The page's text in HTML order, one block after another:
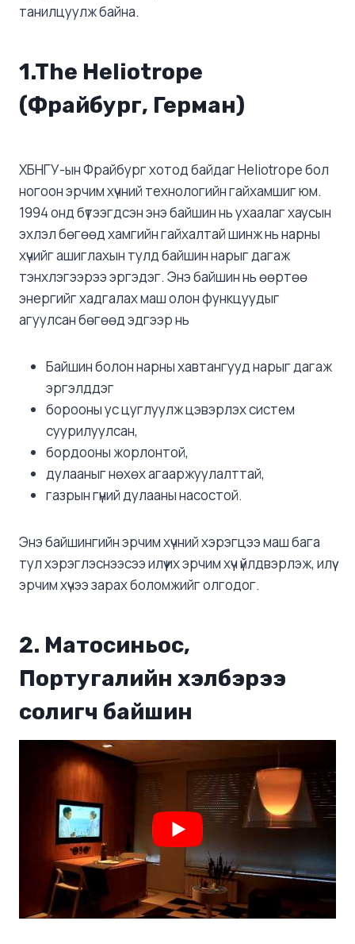
танилцуулж байна.
1.The Heliotrope
(Фрайбург, Герман)
ХБНГУ-ын Фрайбург хотод байдаг Heliotrope бол
ногоон эрчим хүчний технологийн гайхамшиг юм.
1994 онд бүтээгдсэн энэ байшин нь ухаалаг хаусын
эхлэл бөгөөд хамгийн гайхалтай шинж нь нарны
хүчийг ашиглахын тулд байшин нарыг дагаж
тэнхлэгээрээ эргэдэг. Энэ байшин нь өөртөө
энергийг хадгалах маш олон функцуудыг
агуулсан бөгөөд эдгээр нь
Байшин болон нарны хавтангууд нарыг дагаж
эргэлддэг
борооны ус цуглуулж цэвэрлэх систем
суурилуулсан,
бордооны жорлонтой,
дулааныг нөхөх агааржуулалттай,
газрын гүний дулааны насостой.
Энэ байшингийн эрчим хүчний хэрэгцээ маш бага
тул хэрэглэснээсээ илүү их эрчим хүч үйлдвэрлэж, илүү
эрчим хүчээ зарах боломжийг олгодог.
2. Матосиньос,
Португалийн хэлбэрээ
солигч байшин